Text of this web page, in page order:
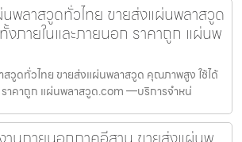
นพลาสวูดทั่วไทย ขายส่งแผ่นพลาสวูด
ภายในและภายนอก ราคาถูก แผ่นพ
สวูดทั่วไทย ขายส่งแผ่นพลาสวูด คุณภาพสูง ใช้ได้
ราคาถูก แผ่นพลาสวูด.com —บริการจำหน่